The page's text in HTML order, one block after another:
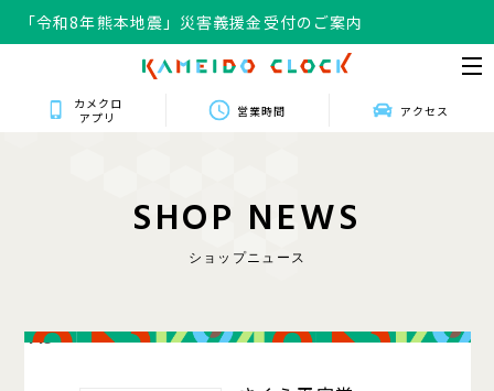
「令和8年熊本地震」災害義援金受付のご案内
カメクロ
アプリ
営業時間 アクセス
SHOP NEWS
ショップニュース
415